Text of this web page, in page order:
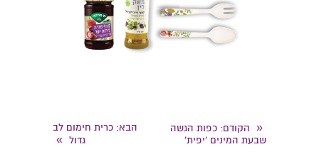
« הקודם: כפות הגשה
שבעת המינים 'יפית'
הבא: כרית חימום לב
גדול »